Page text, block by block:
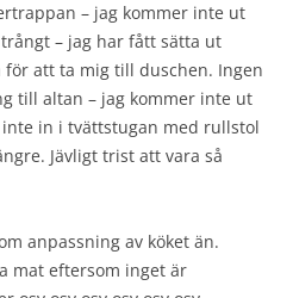
– jag kommer inte ut
– jag har fått sätta ut
för att ta mig till duschen. Ingen
till altan – jag kommer inte ut
inte in i tvättstugan med rullstol
Jävligt trist att vara så
anpassning av köket än.
mat eftersom inget är